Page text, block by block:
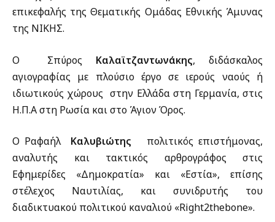
επικεφαλής της Θεματικής Ομάδας Εθνικής Άμυνας
της ΝΙΚΗΣ.
Ο Σπύρος Καλαϊτζαντωνάκης, διδάσκαλος
αγιογραφίας με πλούσιο έργο σε ιερούς ναούς ή
ιδιωτικούς χώρους στην Ελλάδα στη Γερμανία, στις
Η.Π.Α στη Ρωσία και στο Άγιον Όρος.
Ο ΡαφαήλΚαλυβιώτης πολιτικός επιστήμονας,
αναλυτής και τακτικός αρθρογράφος στις
Εφημερίδες «Δημοκρατία» και «Εστία», επίσης
στέλεχος Ναυτιλίας, και συνιδρυτής του
διαδικτυακού πολιτικού καναλιού «Right2thebone».